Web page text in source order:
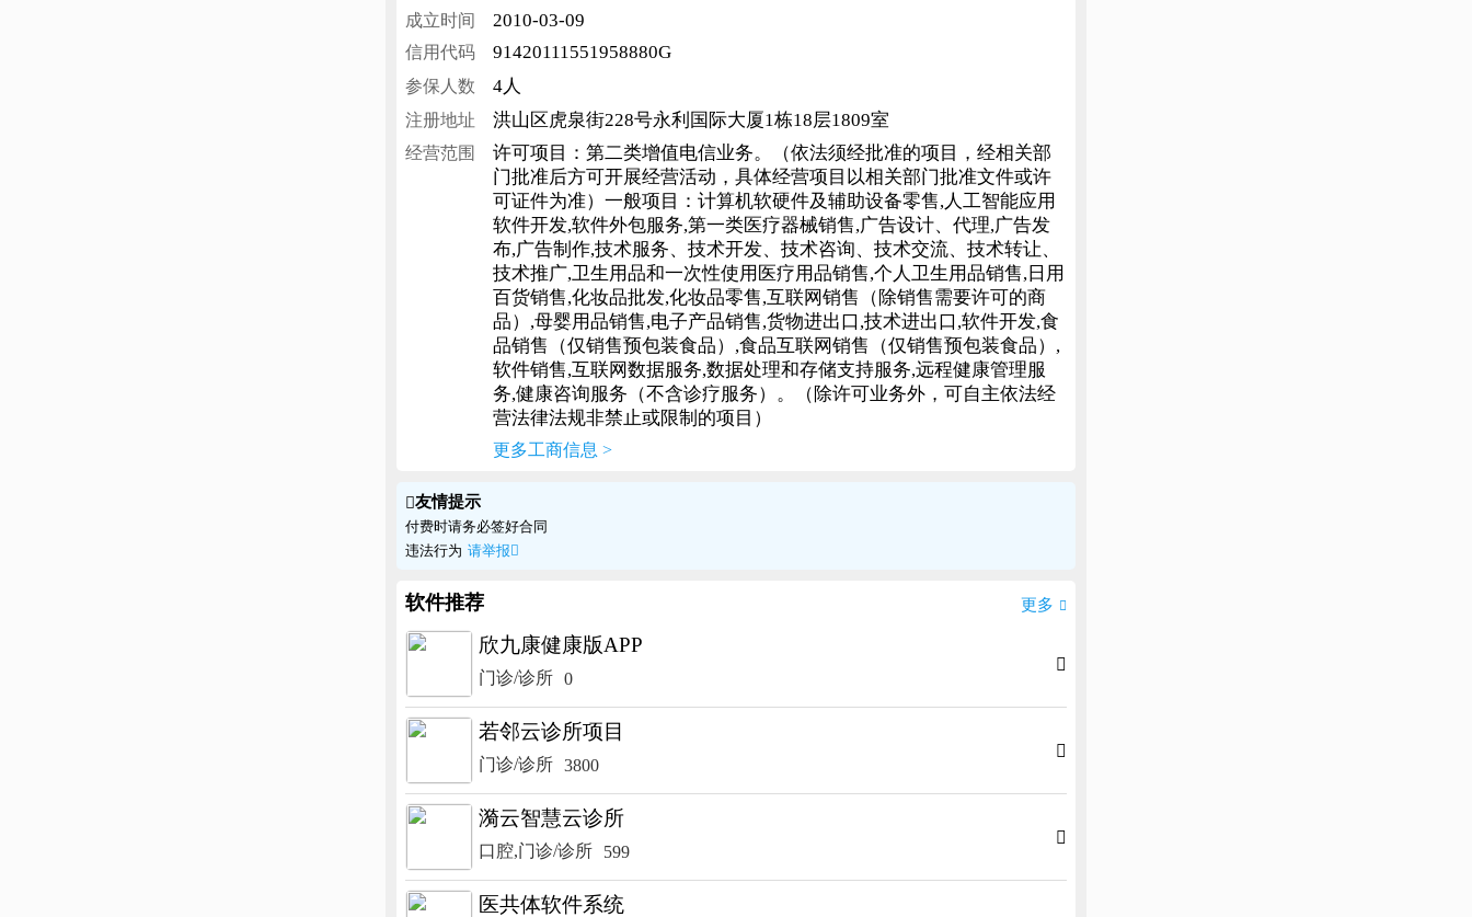
成立时间 2010-03-09
信用代码 91420111551958880G
参保人数 4人
注册地址 洪山区虎泉街228号永利国际大厦1栋18层1809室
经营范围
许可项目：第二类增值电信业务。（依法须经批准的项目，经相关部
门批准后方可开展经营活动，具体经营项目以相关部门批准文件或许
可证件为准）一般项目：计算机软硬件及辅助设备零售,人工智能应用
软件开发,软件外包服务,第一类医疗器械销售,广告设计、代理,广告发
布,广告制作,技术服务、技术开发、技术咨询、技术交流、技术转让、
技术推广,卫生用品和一次性使用医疗用品销售,个人卫生用品销售,日用
百货销售,化妆品批发,化妆品零售,互联网销售（除销售需要许可的商
品）,母婴用品销售,电子产品销售,货物进出口,技术进出口,软件开发,食
品销售（仅销售预包装食品）,食品互联网销售（仅销售预包装食品）,
软件销售,互联网数据服务,数据处理和存储支持服务,远程健康管理服
务,健康咨询服务（不含诊疗服务）。（除许可业务外，可自主依法经
营法律法规非禁止或限制的项目）
更多工商信息 >
友情提示
付费时请务必签好合同
违法行为 请举报 
软件推荐 更多 
欣九康健康版APP
门诊/诊所 0

若邻云诊所项目
门诊/诊所 3800

漪云智慧云诊所
口腔,门诊/诊所 599

医共体软件系统